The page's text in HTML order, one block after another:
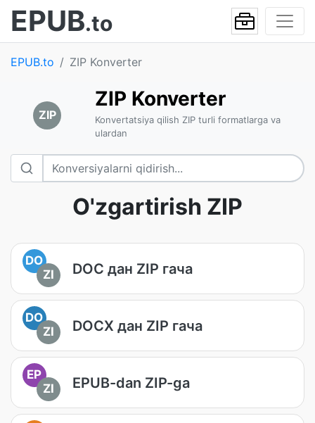
EPUB.to
EPUB.to ZIP Konverter
ZIP
ZIP Konverter
Konvertatsiya qilish ZIP turli formatlarga va
ulardan
O'zgartirish ZIP
DO
ZI
DOC дан ZIP гача
DO
ZI
DOCX дан ZIP гача
EP
ZI
EPUB-dan ZIP-ga